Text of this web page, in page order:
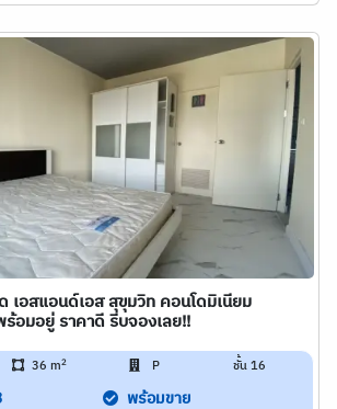
เอสแอนด์เอส สุขุมวิท คอนโดมิเนียม
อมอยู่ ราคาดี รีบจองเลย!!
36 m2 P ชั้น 16
พร้อมขาย